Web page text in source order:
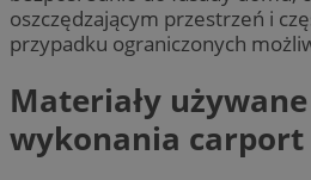
oszczędzającym przestrzeń i
przypadku ograniczonych
Materiały
wykonania carport